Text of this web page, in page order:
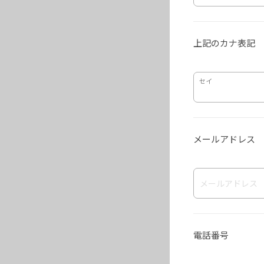
上記のカナ表記
セイ
メールアドレス
電話番号